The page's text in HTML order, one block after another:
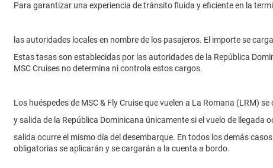
Para garantizar una experiencia de tránsito fluida y eficiente en la
las autoridades locales en nombre de los pasajeros. El importe se
Estas tasas son establecidas por las autoridades de la República
MSC Cruises no determina ni controla estos cargos.
Los huéspedes de MSC & Fly Cruise que vuelen a La Romana (LRM)
y salida de la República Dominicana únicamente si el vuelo de llegada
salida ocurre el mismo día del desembarque. En todos los demás
obligatorias se aplicarán y se cargarán a la cuenta a bordo.